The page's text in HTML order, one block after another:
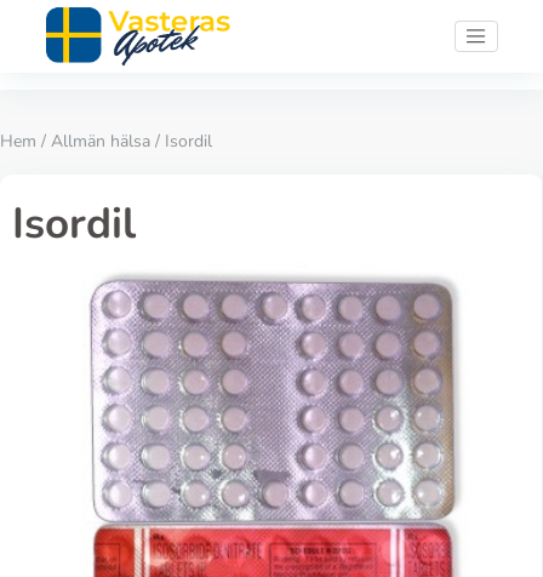
Hem / Allmän hälsa / Isordil
Isordil